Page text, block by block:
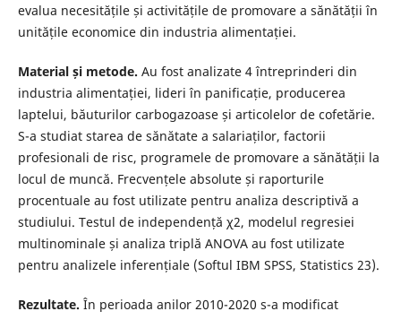
evalua necesitățile și activitățile de promovare a sănătății în
unitățile economice din industria alimentației.
Material și metode. Au fost analizate 4 întreprinderi din
industria alimentației, lideri în panificație, producerea
laptelui, băuturilor carbogazoase și articolelor de cofetărie.
S-a studiat starea de sănătate a salariaților, factorii
profesionali de risc, programele de promovare a sănătății la
locul de muncă. Frecvențele absolute și raporturile
procentuale au fost utilizate pentru analiza descriptivă a
studiului. Testul de independență χ2, modelul regresiei
multinominale și analiza triplă ANOVA au fost utilizate
pentru analizele inferențiale (Softul IBM SPSS, Statistics 23).
Rezultate. În perioada anilor 2010-2020 s-a modificat